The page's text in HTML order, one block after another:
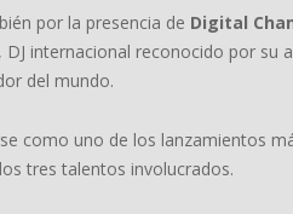
por la presencia de Digital
, DJ internacional reconocido por su
del mundo.
como uno de los lanzamientos
tres talentos involucrados.